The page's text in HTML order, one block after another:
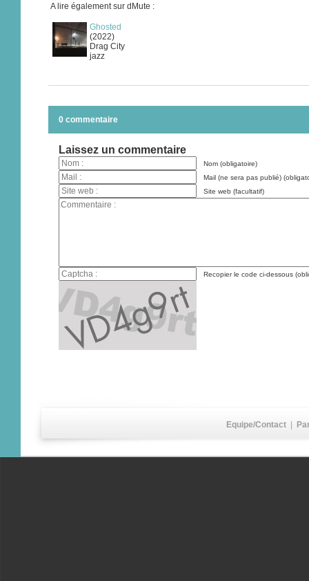
A lire également sur dMute :
Ghosted
(2022)
Drag City
jazz
0 commentaire
Laissez un commentaire
Nom (obligatoire)
Mail (ne sera pas publié)
Site web (facultatif)
Recopier le code ci-dessous
Equipe/Contact